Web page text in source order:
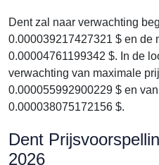
Dent zal naar verwachting
0.000039217427321 $ en de
0.00004761199342 $. In de
verwachting van maximale
0.000055992900229 $ en
0.000038075172156 $.
Dent
2026